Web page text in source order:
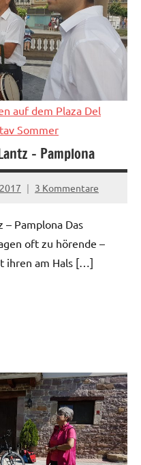
auf dem Plaza Del
Sommer
– Pamplona
3 Kommentare
– Pamplona Das
oft zu hörende –
ihren am Hals […]